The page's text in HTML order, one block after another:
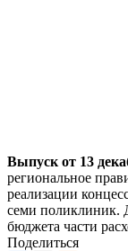
Выпуск от 13
региональное
реализации
семи поликлиник.
бюджета части
Поделиться